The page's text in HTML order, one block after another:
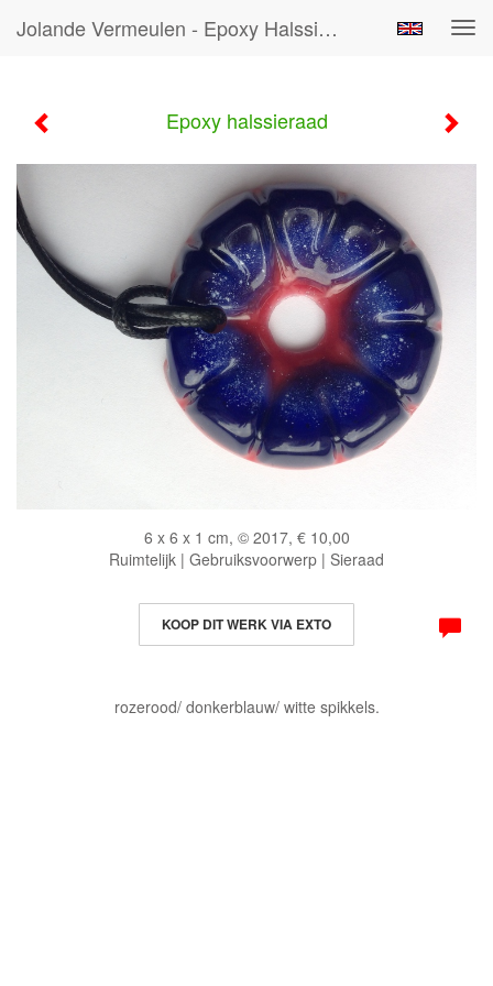
Jolande Vermeulen - Epoxy Halssieraad
Epoxy halssieraad
6 x 6 x 1 cm, © 2017, € 10,00
Ruimtelijk | Gebruiksvoorwerp | Sieraad
KOOP DIT WERK VIA EXTO
rozerood/ donkerblauw/ witte spikkels.